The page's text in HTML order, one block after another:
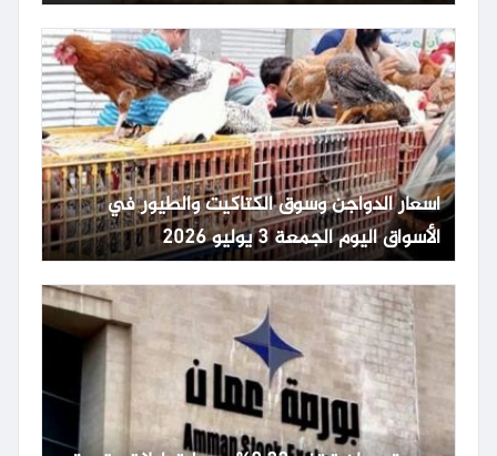
أسعار الدواجن وسوق الكتاكيت والطيور في
الأسواق اليوم الجمعة 3 يوليو 2026